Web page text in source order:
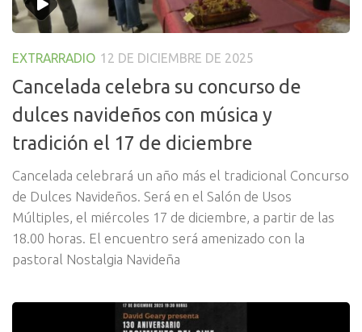
EXTRARRADIO 12 DE DICIEMBRE DE 2025
Cancelada celebra su concurso de
dulces navideños con música y
tradición el 17 de diciembre
Cancelada celebrará un año más el tradicional Concurso
de Dulces Navideños. Será en el Salón de Usos
Múltiples, el miércoles 17 de diciembre, a partir de las
18.00 horas. El encuentro será amenizado con la
pastoral Nostalgia Navideña